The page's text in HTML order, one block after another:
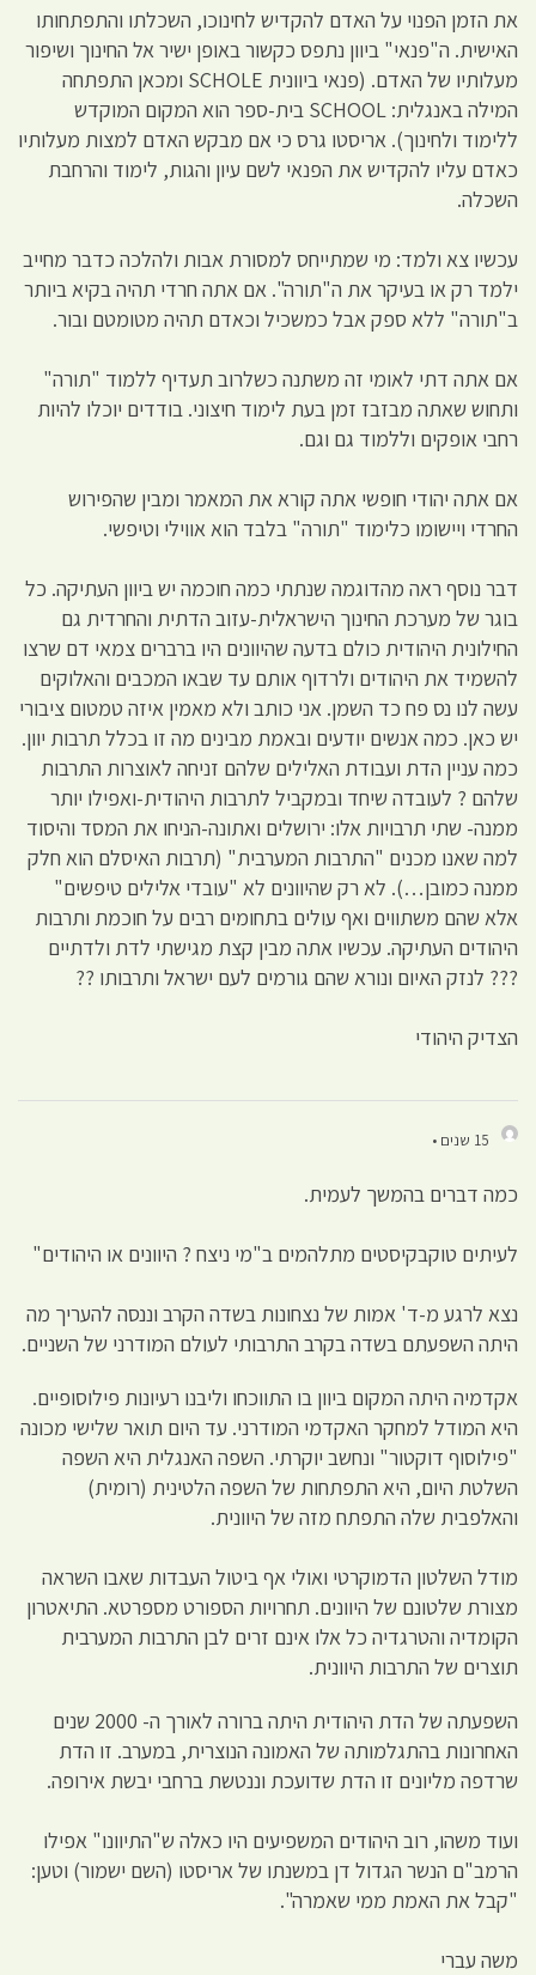
את הזמן הפנוי על האדם להקדיש לחינוכו, השכלתו והתפתחותו
האישית. ה"פנאי" ביוון נתפס כקשור באופן ישיר אל החינוך ושיפור
מעלותיו של האדם. (פנאי ביוונית SCHOLE ומכאן התפתחה
המילה באנגלית: SCHOOL בית-ספר הוא המקום המוקדש
ללימוד ולחינוך). אריסטו גרס כי אם מבקש האדם למצות מעלותיו
כאדם עליו להקדיש את הפנאי לשם עיון והגות, לימוד והרחבת
השכלה.
עכשיו צא ולמד: מי שמתייחס למסורת אבות ולהלכה כדבר מחייב
ילמד רק או בעיקר את ה"תורה". אם אתה חרדי תהיה בקיא ביותר
ב"תורה" ללא ספק אבל כמשכיל וכאדם תהיה מטומטם ובור.
אם אתה דתי לאומי זה משתנה כשלרוב תעדיף ללמוד "תורה"
ותחוש שאתה מבזבז זמן בעת לימוד חיצוני. בודדים יוכלו להיות
רחבי אופקים וללמוד גם וגם.
אם אתה יהודי חופשי אתה קורא את המאמר ומבין שהפירוש
החרדי ויישומו כלימוד "תורה" בלבד הוא אווילי וטיפשי.
דבר נוסף ראה מהדוגמה שנתתי כמה חוכמה יש ביוון העתיקה. כל
בוגר של מערכת החינוך הישראלית-עזוב הדתית והחרדית גם
החילונית היהודית כולם בדעה שהיוונים היו ברברים צמאי דם שרצו
להשמיד את היהודים ולרדוף אותם עד שבאו המכבים והאלוקים
עשה לנו נס פח כד השמן. אני כותב ולא מאמין איזה טמטום ציבורי
יש כאן. כמה אנשים יודעים ובאמת מבינים מה זו בכלל תרבות יוון.
כמה עניין הדת ועבודת האלילים שלהם זניחה לאוצרות התרבות
שלהם ? לעובדה שיחד ובמקביל לתרבות היהודית-ואפילו יותר
ממנה- שתי תרבויות אלו: ירושלים ואתונה-הניחו את המסד והיסוד
למה שאנו מכנים "התרבות המערבית" (תרבות האיסלם הוא חלק
ממנה כמובן…). לא רק שהיוונים לא "עובדי אלילים טיפשים"
אלא שהם משתווים ואף עולים בתחומים רבים על חוכמת ותרבות
היהודים העתיקה. עכשיו אתה מבין קצת מגישתי לדת ולדתיים
??? לנזק האיום ונורא שהם גורמים לעם ישראל ותרבותו ??
הצדיק היהודי
15 שנים •
כמה דברים בהמשך לעמית.
לעיתים טוקבקיסטים מתלהמים ב"מי ניצח ? היוונים או היהודים"
נצא לרגע מ-ד' אמות של נצחונות בשדה הקרב וננסה להעריך מה
היתה השפעתם בשדה בקרב התרבותי לעולם המודרני של השניים.
אקדמיה היתה המקום ביוון בו התווכחו וליבנו רעיונות פילוסופיים.
היא המודל למחקר האקדמי המודרני. עד היום תואר שלישי מכונה
"פילוסוף דוקטור" ונחשב יוקרתי. השפה האנגלית היא השפה
השלטת היום, היא התפתחות של השפה הלטינית (רומית)
והאלפבית שלה התפתח מזה של היוונית.
מודל השלטון הדמוקרטי ואולי אף ביטול העבדות שאבו השראה
מצורת שלטונם של היוונים. תחרויות הספורט מספרטא. התיאטרון
הקומדיה והטרגדיה כל אלו אינם זרים לבן התרבות המערבית
תוצרים של התרבות היוונית.
השפעתה של הדת היהודית היתה ברורה לאורך ה- 2000 שנים
האחרונות בהתגלמותה של האמונה הנוצרית, במערב. זו הדת
שרדפה מליונים זו הדת שדועכת וננטשת ברחבי יבשת אירופה.
ועוד משהו, רוב היהודים המשפיעים היו כאלה ש"התיוונו" אפילו
הרמב"ם הנשר הגדול דן במשנתו של אריסטו (השם ישמור) וטען:
"קבל את האמת ממי שאמרה".
משה עברי